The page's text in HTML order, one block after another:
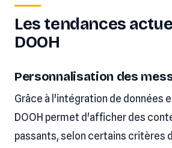
Les tendances
DOOH
Personnalisation des
Grâce à l'intégration de données
DOOH permet d'afficher des
passants, selon certains critères